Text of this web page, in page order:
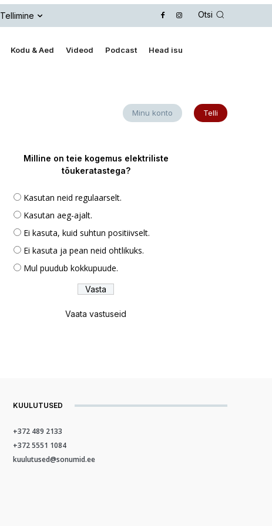
Tellimine Otsi
Kodu & Aed Videod Podcast Head isu
Minu konto Telli
Milline on teie kogemus elektriliste
tõukeratastega?
Kasutan neid regulaarselt.
Kasutan aeg-ajalt.
Ei kasuta, kuid suhtun positiivselt.
Ei kasuta ja pean neid ohtlikuks.
Mul puudub kokkupuude.
Vaata vastuseid
KUULUTUSED
+372 489 2133
+372 5551 1084
kuulutused@sonumid.ee